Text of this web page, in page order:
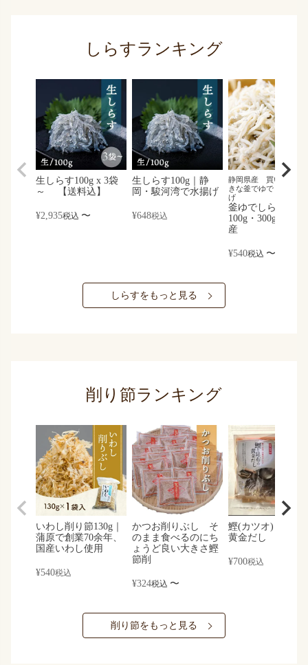
しらすランキング
生しらす100g x 3袋
～ 【送料込】
¥2,935税込 〜
生しらす100g｜静
岡・駿河湾で水揚げ
¥648税込
静岡県産 買い付け後
きな釜でゆでました
げ
釜ゆでしらす｜
100g・300g｜静岡
産
¥540税込 〜
しらすをもっと見る
削り節ランキング
いわし削り節130g｜
蒲原で創業70余年、
国産いわし使用
¥540税込
かつお削りぶし そ
のまま食べるのにち
ょうど良い大きさ鰹
節削
¥324税込 〜
鰹(カツオ)と昆布
黄金だし
¥700税込
削り節をもっと見る